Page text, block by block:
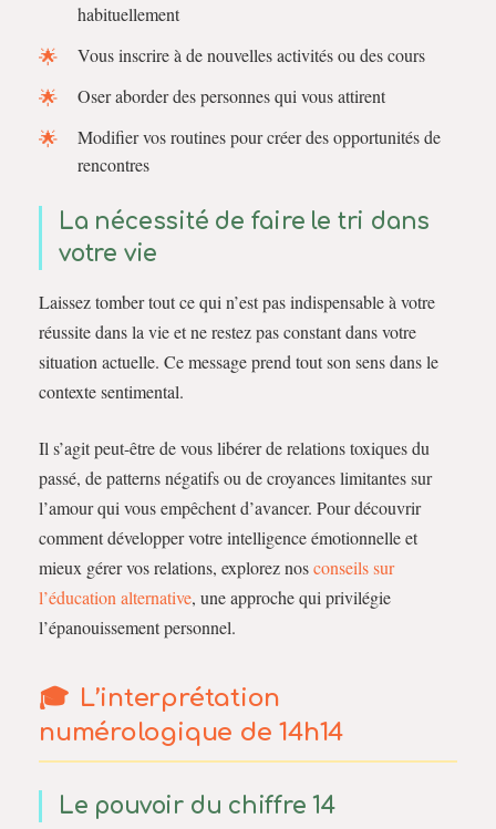
habituellement
Vous inscrire à de nouvelles activités ou des cours
Oser aborder des personnes qui vous attirent
Modifier vos routines pour créer des opportunités de
rencontres
La nécessité de faire le tri dans
votre vie
Laissez tomber tout ce qui n’est pas indispensable à votre
réussite dans la vie et ne restez pas constant dans votre
situation actuelle. Ce message prend tout son sens dans le
contexte sentimental.
Il s’agit peut-être de vous libérer de relations toxiques du
passé, de patterns négatifs ou de croyances limitantes sur
l’amour qui vous empêchent d’avancer. Pour découvrir
comment développer votre intelligence émotionnelle et
mieux gérer vos relations, explorez nosconseils sur
l’éducation alternative, une approche qui privilégie
l’épanouissement personnel.
L’interprétation
numérologique de 14h14
Le pouvoir du chiffre 14